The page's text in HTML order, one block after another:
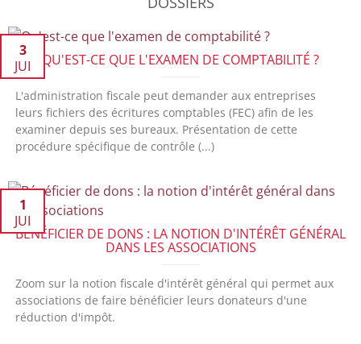
QU'EST-CE QUE L'EXAMEN DE COMPTABILITÉ ?
3
JUI
L'administration fiscale peut demander aux entreprises
leurs fichiers des écritures comptables (FEC) afin de les
examiner depuis ses bureaux. Présentation de cette
procédure spécifique de contrôle (...)
BÉNÉFICIER DE DONS : LA NOTION D'INTÉRÊT GÉNÉRAL
DANS LES ASSOCIATIONS
1
JUI
Zoom sur la notion fiscale d'intérêt général qui permet aux
associations de faire bénéficier leurs donateurs d'une
réduction d'impôt.